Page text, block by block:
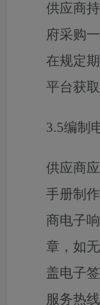
供应商持
府采购
在规定
平台获
3.5编制
供应商
手册制
商电子
章，如
盖电子
服务热